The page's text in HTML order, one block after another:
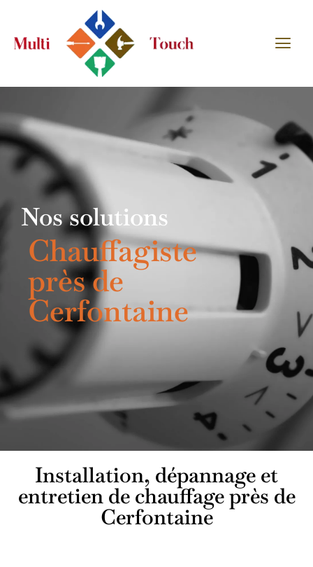
Nos solutions
Chauffagiste
près de
Cerfontaine
Installation, dépannage et
entretien de chauffage près de
Cerfontaine